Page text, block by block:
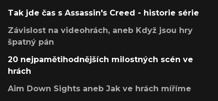
Tak jde čas s Assassin's Creed - historie série
Závislost na videohrách, aneb Když jsou hry
špatný pán
20 nejpamětihodnějších milostných scén ve
hrách
Aim Down Sights aneb Jak ve hrách míříme